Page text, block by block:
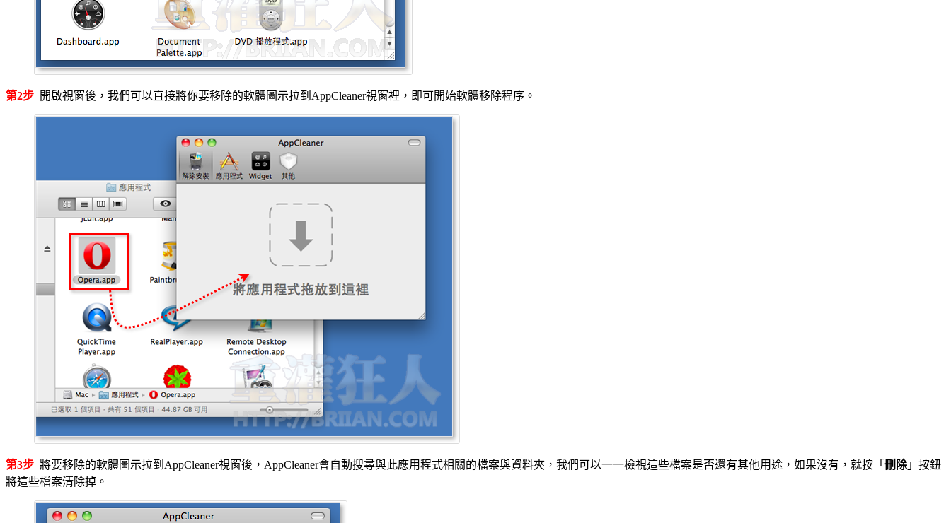
第2步 開啟視窗後，我們可以直接將你要移除的軟體圖示拉到AppCleaner視窗裡，即可開始軟體移除程序。
第3步 將要移除的軟體圖示拉到AppCleaner視窗後，AppCleaner會自動搜尋與此應用程式相關的檔案與資料夾，我們可以一一檢視這些檔案是否還有其他用途，如果沒有，就按「 刪除」按鈕
將這些檔案清除掉。